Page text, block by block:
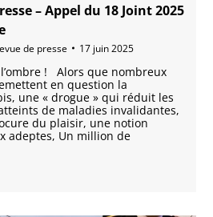
– Appel du 18 Joint 2025
de presse 17 juin 2025
! Alors que nombreux
en question la
une « drogue » qui réduit les
de maladies invalidantes,
du plaisir, une notion
adeptes, Un million de